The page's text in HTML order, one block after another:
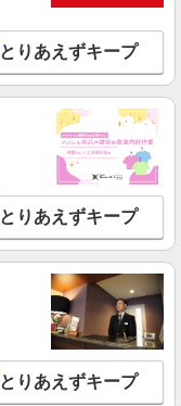
計量
241.605〜 1500(時
日数)
ンドマー
詳細を見る
NEW
例】211.575円〜
)×21(稼働日数)
ンドマー
とりあえずキープ
とりあえずキープ
とりあえずキープ